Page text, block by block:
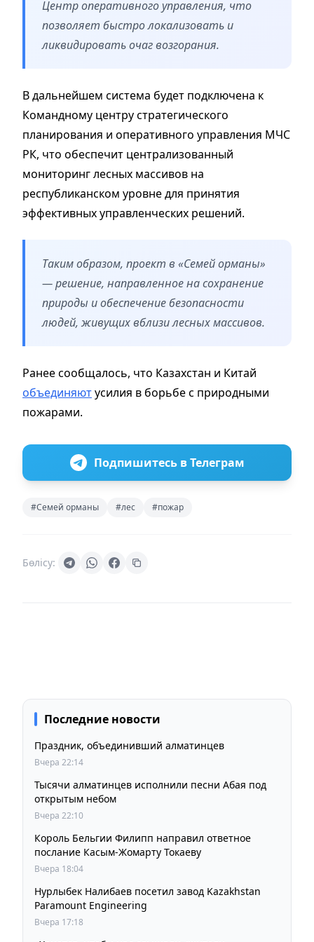
Центр оперативного управления, что
позволяет быстро локализовать и
ликвидировать очаг возгорания.
В дальнейшем система будет подключена к
Командному центру стратегического
планирования и оперативного управления МЧС
РК, что обеспечит централизованный
мониторинг лесных массивов на
республиканском уровне для принятия
эффективных управленческих решений.
Таким образом, проект в «Семей орманы»
— решение, направленное на сохранение
природы и обеспечение безопасности
людей, живущих вблизи лесных массивов.
Ранее сообщалось, что Казахстан и Китай
объединяютусилия в борьбе с природными
пожарами.
Подпишитесь в Телеграм
#Семей орманы #лес #пожар
Бөлісу:
Последние новости
Праздник, объединивший алматинцев
Вчера 22:14
Тысячи алматинцев исполнили песни Абая под
открытым небом
Вчера 22:10
Король Бельгии Филипп направил ответное
послание Касым-Жомарту Токаеву
Вчера 18:04
Нурлыбек Налибаев посетил завод Kazakhstan
Paramount Engineering
Вчера 17:18